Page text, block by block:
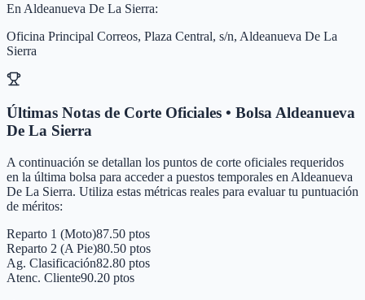
En Aldeanueva De La Sierra:
Oficina Principal Correos, Plaza Central, s/n, Aldeanueva De La
Sierra
Últimas Notas de Corte Oficiales • BolsaAldeanueva
De La Sierra
A continuación se detallan los puntos de corte oficiales requeridos
en la última bolsa para acceder a puestos temporales en Aldeanueva
De La Sierra. Utiliza estas métricas reales para evaluar tu puntuación
de méritos:
Reparto 1 (Moto)87.50 ptos
Reparto 2 (A Pie)80.50 ptos
Ag. Clasificación82.80 ptos
Atenc. Cliente90.20 ptos